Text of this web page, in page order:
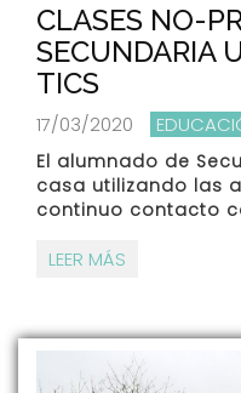
CLASES NO-
SECUNDARIA
TICS
17/03/2020
El alumnado de
casa utilizando las
continuo contacto
LEER MÁS